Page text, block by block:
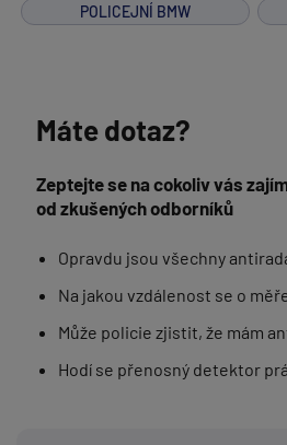
POLICEJNÍ BMW
Máte dotaz?
Zeptejte se na cokoliv vás
od zkušených odborníků
Opravdu jsou všechny
Na jakou vzdálenost se o
Může policie zjistit, že mám
Hodí se přenosný detektor